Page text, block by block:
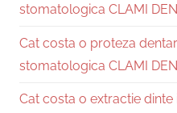
stomatologica CLAMI
Cat costa o proteza
stomatologica CLAMI
Cat costa o extractie dinte